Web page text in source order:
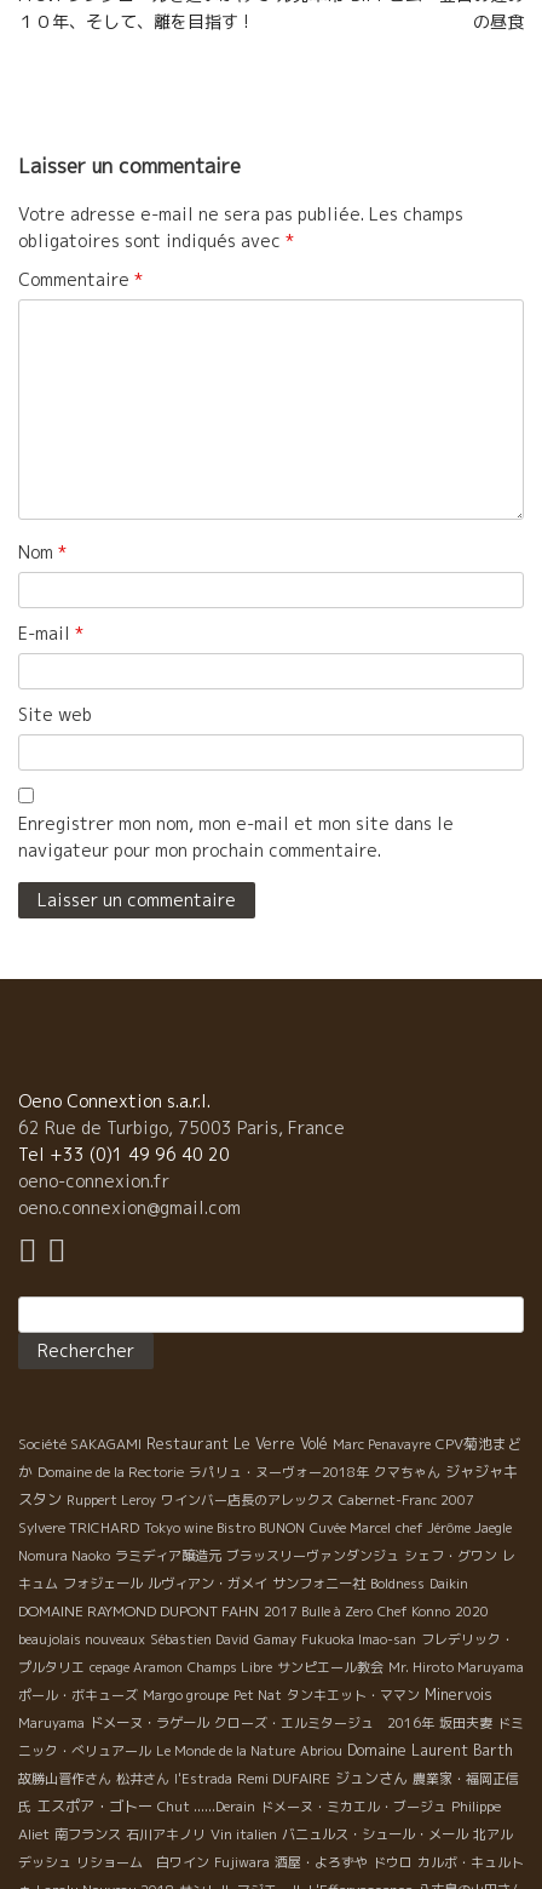
de
１０年、そして、離を目指す !
の昼食
Laisser un commentaire
Votre adresse e-mail ne sera pas publiée. Les champs
obligatoires sont indiqués avec *
Commentaire *
Nom *
E-mail *
Site web
Enregistrer mon nom, mon e-mail et mon site dans le
navigateur pour mon prochain commentaire.
Oeno Connextion s.a.r.l.
62 Rue de Turbigo, 75003 Paris, France
Tel +33 (0)1 49 96 40 20
oeno-connexion.fr
oeno.connexion@gmail.com
Société SAKAGAMI Restaurant Le Verre Volé Marc Penavayre CPV菊池まど
か Domaine de la Rectorie ラパリュ・ヌーヴォー2018年 クマちゃん ジャジャキ
スタン Ruppert Leroy ワインバー店長のアレックス Cabernet-Franc 2007
Sylvere TRICHARD Tokyo wine Bistro BUNON Cuvée Marcel chef Jérôme Jaegle
Nomura Naoko ラミディア醸造元 ブラッスリーヴァンダンジュ シェフ・グワン レ
キュム フォジェール ルヴィアン・ガメイ サンフォニー社 Boldness Daikin
DOMAINE RAYMOND DUPONT FAHN 2017 Bulle à Zero Chef Konno 2020
beaujolais nouveaux Sébastien David Gamay Fukuoka Imao-san フレデリック・
プルタリエ cepage Aramon Champs Libre サンピエール教会 Mr. Hiroto Maruyama
ポール・ボキューズ Margo groupe Pet Nat タンキエット・ママン Minervois
Maruyama ドメーヌ・ラゲール クローズ・エルミタージュ 2016年 坂田夫妻 ドミ
ニック・べリュアール Le Monde de la Nature Abriou Domaine Laurent Barth
故勝山晋作さん 松井さん l'Estrada Remi DUFAIRE ジュンさん 農業家・福岡正信
氏 エスポア・ゴトー Chut ......Derain ドメーヌ・ミカエル・ブージュ Philippe
Aliet 南フランス 石川アキノリ Vin italien バニュルス・シュール・メール 北アル
デッシュ リショーム 白ワイン Fujiwara 酒屋・よろずや ドウロ カルボ・キュルト